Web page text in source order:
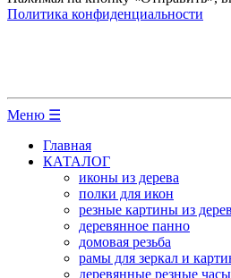
Политика конфиденциальности
Меню ☰
Главная
КАТАЛОГ
иконы из дерева
полки для икон
резные картины из
деревянное панно
домовая резьба
рамы для зеркал и
деревянные резные часы